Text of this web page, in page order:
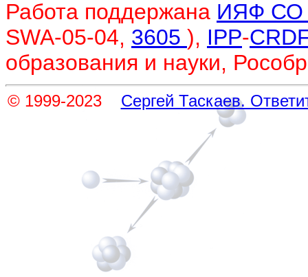
Работа поддержана ИЯФ СО
SWA-05-04, 3605 ), IPP-
образования и науки,
© 1999-2023 Сергей Таскаев.